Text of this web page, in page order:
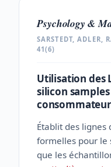
Psychology &
SARSTEDT, ADLER,
41(6)
Utilisation des
silicon
Établit des lignes
formelles pour le
que les